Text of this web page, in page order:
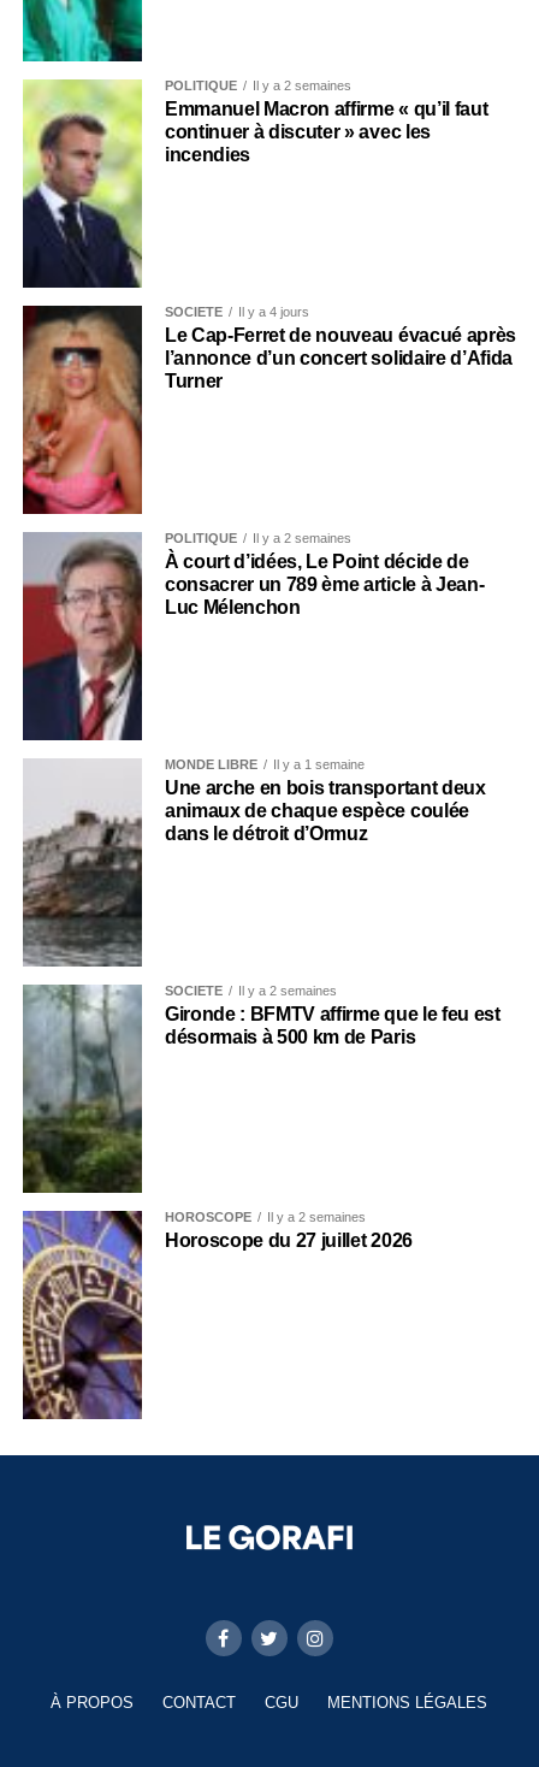
POLITIQUE Il y a 2 semaines
Emmanuel Macron affirme « qu’il faut
continuer à discuter » avec les
incendies
SOCIÉTÉ Il y a 4 jours
Le Cap-Ferret de nouveau évacué après
l’annonce d’un concert solidaire d’Afida
Turner
POLITIQUE Il y a 2 semaines
À court d’idées, Le Point décide de
consacrer un 789 ème article à Jean-
Luc Mélenchon
MONDE LIBRE Il y a 1 semaine
Une arche en bois transportant deux
animaux de chaque espèce coulée
dans le détroit d’Ormuz
SOCIÉTÉ Il y a 2 semaines
Gironde : BFMTV affirme que le feu est
désormais à 500 km de Paris
HOROSCOPE Il y a 2 semaines
Horoscope du 27 juillet 2026
À PROPOS CONTACT CGU MENTIONS LÉGALES